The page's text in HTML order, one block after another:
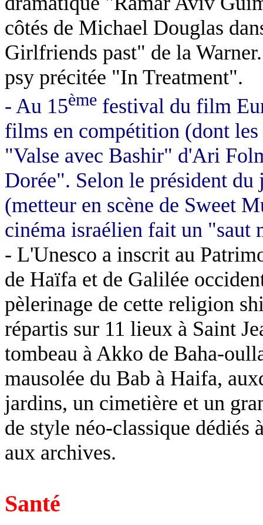
côtés de Michael Douglas
Girlfriends past" de la
psy précitée "In Treatment".
- Au 15ème festival du film
films en compétition (dont
"Valse avec Bashir" d'Ari
Dorée". Selon le président
(metteur en scène de Sweet
cinéma israélien fait un "saut
- L'Unesco a inscrit au
de Haïfa et de Galilée
pèlerinage de cette religion
répartis sur 11 lieux à Saint
tombeau à Akko de Baha-
mausolée du Bab à Haifa,
jardins, un cimetière et un
de style néo-classique dédiés
aux archives.
Santé